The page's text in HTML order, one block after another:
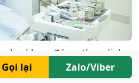
khoa đúng theo lịch
soát tốt tình trạng răng
Gọi lại Zalo/Viber